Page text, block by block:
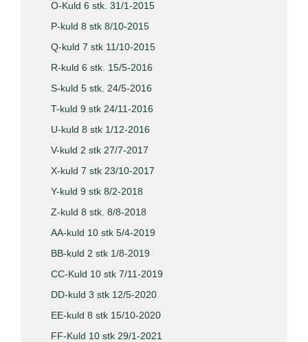
O-Kuld 6 stk. 31/1-2015
P-kuld 8 stk 8/10-2015
Q-kuld 7 stk 11/10-2015
R-kuld 6 stk. 15/5-2016
S-kuld 5 stk. 24/5-2016
T-kuld 9 stk 24/11-2016
U-kuld 8 stk 1/12-2016
V-kuld 2 stk 27/7-2017
X-kuld 7 stk 23/10-2017
Y-kuld 9 stk 8/2-2018
Z-kuld 8 stk. 8/8-2018
AA-kuld 10 stk 5/4-2019
BB-kuld 2 stk 1/8-2019
CC-Kuld 10 stk 7/11-2019
DD-kuld 3 stk 12/5-2020
EE-kuld 8 stk 15/10-2020
FF-Kuld 10 stk 29/1-2021